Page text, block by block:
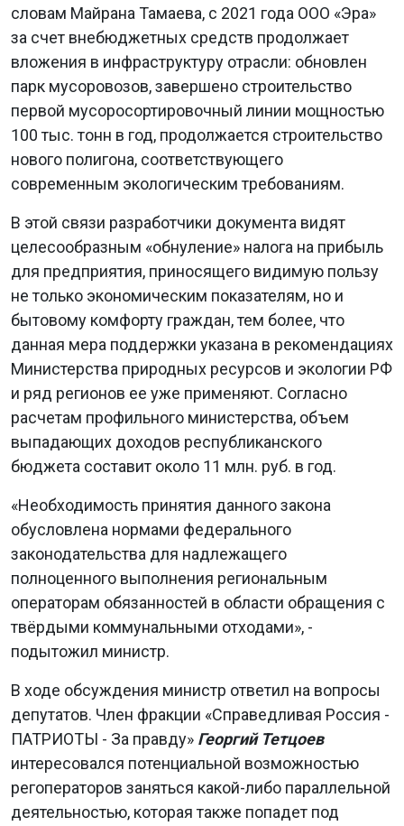
словам Майрана Тамаева, с 2021 года ООО «Эра»
за счет внебюджетных средств продолжает
вложения в инфраструктуру отрасли: обновлен
парк мусоровозов, завершено строительство
первой мусоросортировочный линии мощностью
100 тыс. тонн в год, продолжается строительство
нового полигона, соответствующего
современным экологическим требованиям.
В этой связи разработчики документа видят
целесообразным «обнуление» налога на прибыль
для предприятия, приносящего видимую пользу
не только экономическим показателям, но и
бытовому комфорту граждан, тем более, что
данная мера поддержки указана в рекомендациях
Министерства природных ресурсов и экологии РФ
и ряд регионов ее уже применяют. Согласно
расчетам профильного министерства, объем
выпадающих доходов республиканского
бюджета составит около 11 млн. руб. в год.
«Необходимость принятия данного закона
обусловлена нормами федерального
законодательства для надлежащего
полноценного выполнения региональным
операторам обязанностей в области обращения с
твёрдыми коммунальными отходами», -
подытожил министр.
В ходе обсуждения министр ответил на вопросы
депутатов. Член фракции «Справедливая Россия -
ПАТРИОТЫ - За правду» Георгий Тетцоев
интересовался потенциальной возможностью
регоператоров заняться какой-либо параллельной
деятельностью, которая также попадет под